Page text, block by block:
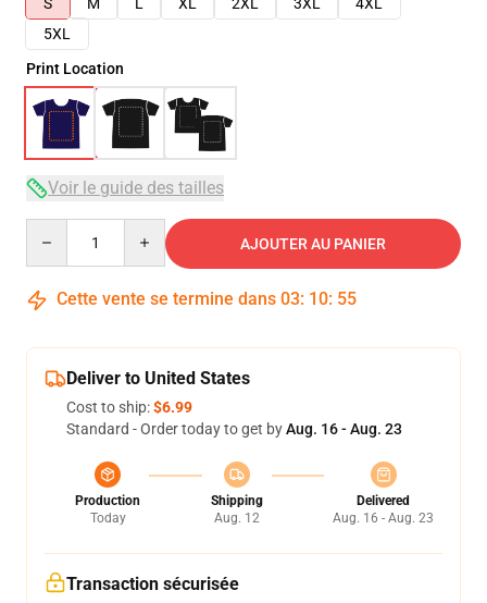
S
M L XL 2XL 3XL
4XL
5XL
Print Location
Voir le guide des tailles
AJOUTER AU PANIER
Cette vente se termine dans 03: 10: 54
Deliver to United States
Cost to ship:$6.99
Standard - Order today to get byAug. 16 - Aug. 23
Production
Today
Shipping
Aug. 12
Delivered
Aug. 16 - Aug. 23
Transaction sécurisée